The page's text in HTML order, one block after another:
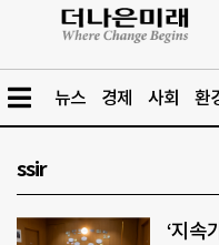
뉴스 경제 사회 환
ssir
‘지속